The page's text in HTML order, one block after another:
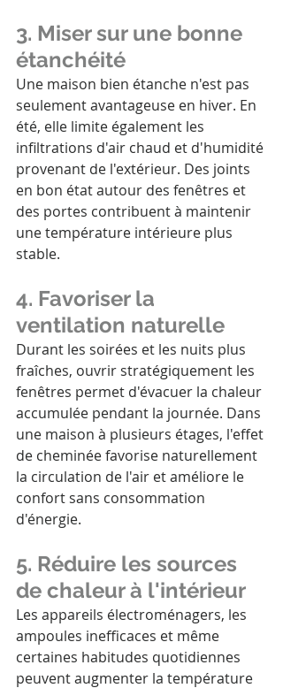
3. Miser sur une bonne
étanchéité
Une maison bien étanche n'est pas
seulement avantageuse en hiver. En
été, elle limite également les
infiltrations d'air chaud et d'humidité
provenant de l'extérieur. Des joints
en bon état autour des fenêtres et
des portes contribuent à maintenir
une température intérieure plus
stable.
4. Favoriser la
ventilation naturelle
Durant les soirées et les nuits plus
fraîches, ouvrir stratégiquement les
fenêtres permet d'évacuer la chaleur
accumulée pendant la journée. Dans
une maison à plusieurs étages, l'effet
de cheminée favorise naturellement
la circulation de l'air et améliore le
confort sans consommation
d'énergie.
5. Réduire les sources
de chaleur à l'intérieur
Les appareils électroménagers, les
ampoules inefficaces et même
certaines habitudes quotidiennes
peuvent augmenter la température